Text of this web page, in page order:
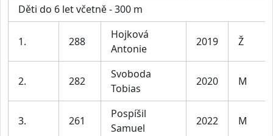
Děti do 6 let včetně - 300 m
1. 288
Hojková
Antonie
2019 Ž
2. 282
Svoboda
Tobias
2020 M
3. 261
Pospíšil
Samuel
2022 M